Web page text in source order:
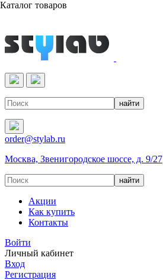
Реактивы & Оборудование
order@stylab.ru
Москва, Звенигородское шоссе, д. 9/27
Акции
Как купить
Контакты
Войти
Личный кабинет
Вход
Регистрация
Каталог товаров